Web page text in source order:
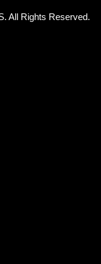
All Rights Reserved.